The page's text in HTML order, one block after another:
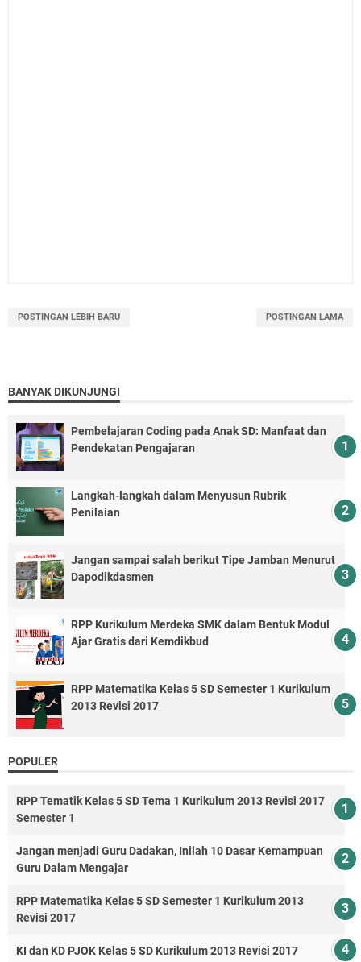
POSTINGAN LEBIH BARU POSTINGAN LAMA
BANYAK DIKUNJUNGI
Pembelajaran Coding pada Anak SD: Manfaat dan
Pendekatan Pengajaran
Langkah-langkah dalam Menyusun Rubrik
Penilaian
Jangan sampai salah berikut Tipe Jamban Menurut
Dapodikdasmen
RPP Kurikulum Merdeka SMK dalam Bentuk Modul
Ajar Gratis dari Kemdikbud
RPP Matematika Kelas 5 SD Semester 1 Kurikulum
2013 Revisi 2017
POPULER
RPP Tematik Kelas 5 SD Tema 1 Kurikulum 2013 Revisi 2017
Semester 1
Jangan menjadi Guru Dadakan, Inilah 10 Dasar Kemampuan
Guru Dalam Mengajar
RPP Matematika Kelas 5 SD Semester 1 Kurikulum 2013
Revisi 2017
KI dan KD PJOK Kelas 5 SD Kurikulum 2013 Revisi 2017